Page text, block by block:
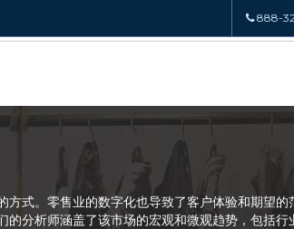
888-
式。零售业的数字化也导致了客户体验和期望
分析师涵盖了该市场的宏观和微观趋势，包括行